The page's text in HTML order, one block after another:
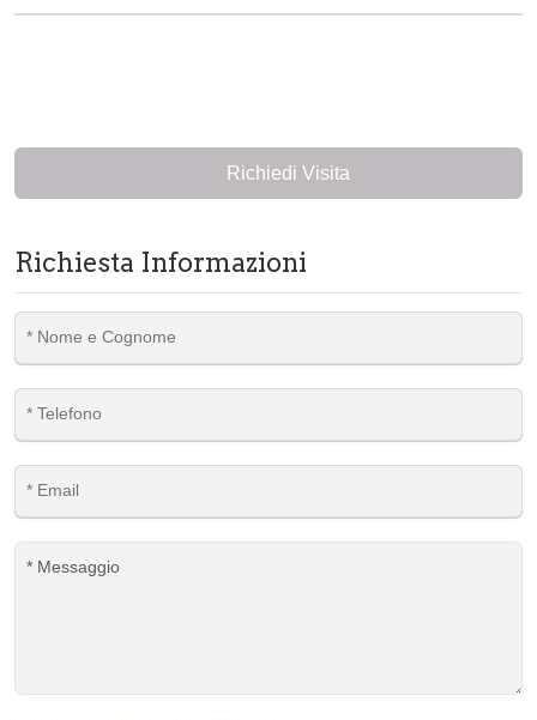
Richiedi Visita
Richiesta Informazioni